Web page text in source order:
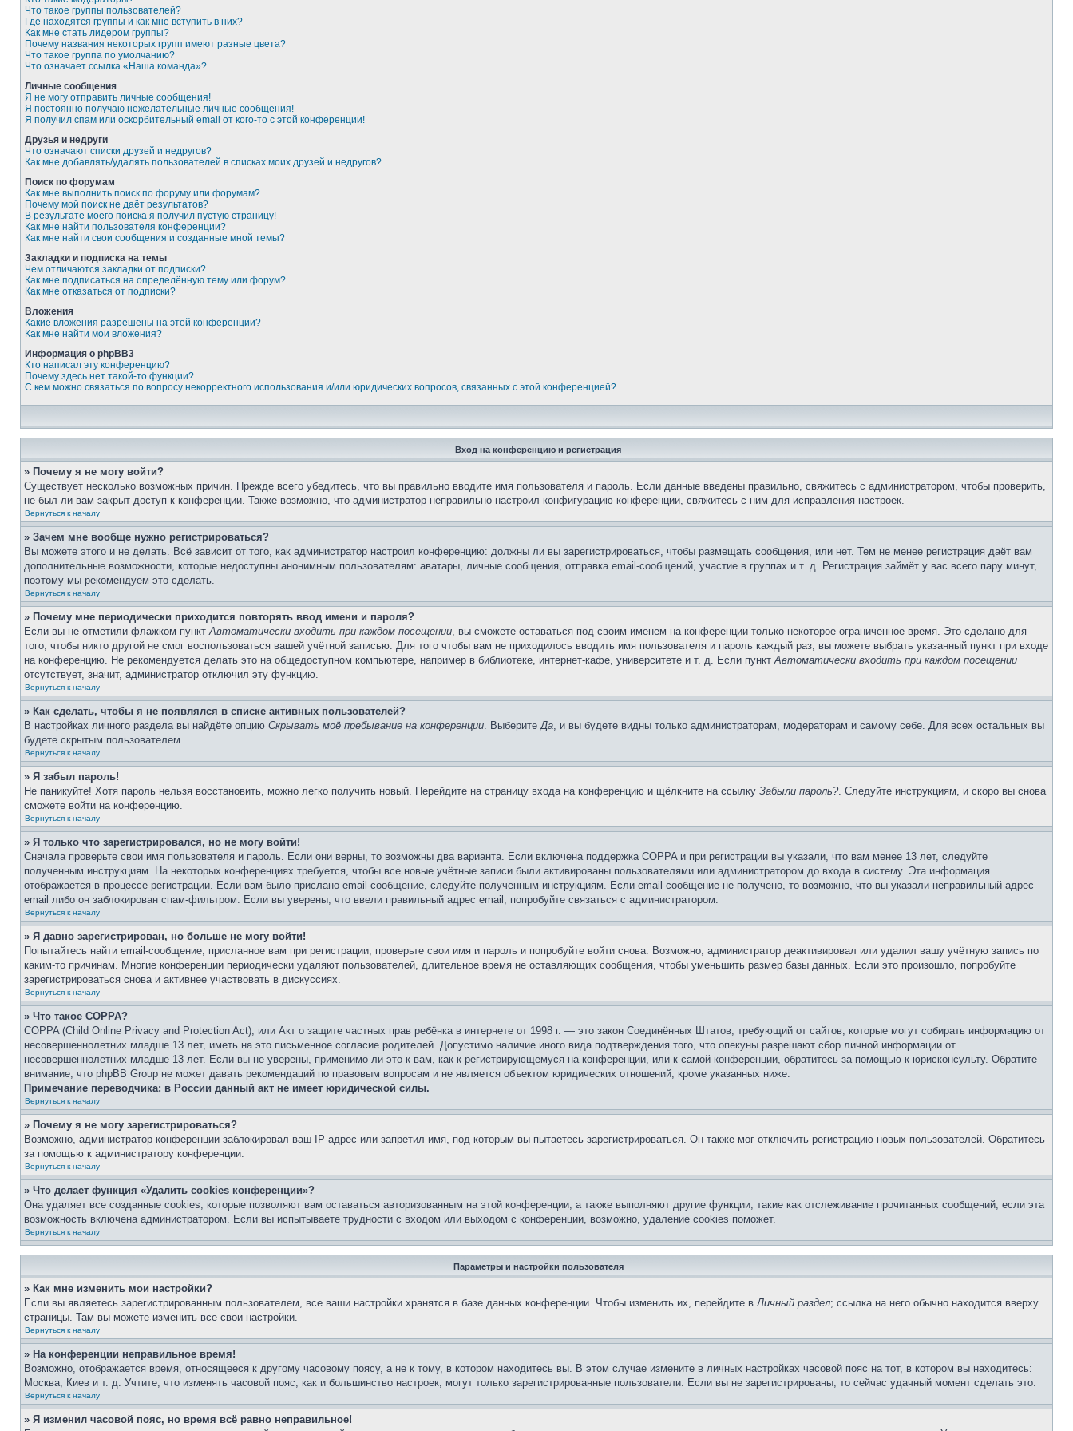
Что такое группы пользователей?
Где находятся группы и как мне вступить в них?
Как мне стать лидером группы?
Почему названия некоторых групп имеют разные цвета?
Что такое группа по умолчанию?
Что означает ссылка «Наша команда»?
Личные сообщения
Я не могу отправить личные сообщения!
Я постоянно получаю нежелательные личные сообщения!
Я получил спам или оскорбительный email от кого-то с этой конференции!
Друзья и недруги
Что означают списки друзей и недругов?
Как мне добавлять/удалять пользователей в списках моих друзей и недругов?
Поиск по форумам
Как мне выполнить поиск по форуму или форумам?
Почему мой поиск не даёт результатов?
В результате моего поиска я получил пустую страницу!
Как мне найти пользователя конференции?
Как мне найти свои сообщения и созданные мной темы?
Закладки и подписка на темы
Чем отличаются закладки от подписки?
Как мне подписаться на определённую тему или форум?
Как мне отказаться от подписки?
Вложения
Какие вложения разрешены на этой конференции?
Как мне найти мои вложения?
Информация о phpBB3
Кто написал эту конференцию?
Почему здесь нет такой-то функции?
С кем можно связаться по вопросу некорректного использования и/или юридических вопросов, связанных с этой конференцией?
Вход на конференцию и регистрация
» Почему я не могу войти?
Существует несколько возможных причин. Прежде всего убедитесь, что вы правильно вводите имя пользователя и пароль. Если данные введены правильно, свяжитесь с администратором, чтобы проверить,
не был ли вам закрыт доступ к конференции. Также возможно, что администратор неправильно настроил конфигурацию конференции, свяжитесь с ним для исправления настроек.
Вернуться к началу
» Зачем мне вообще нужно регистрироваться?
Вы можете этого и не делать. Всё зависит от того, как администратор настроил конференцию: должны ли вы зарегистрироваться, чтобы размещать сообщения, или нет. Тем не менее регистрация даёт вам
дополнительные возможности, которые недоступны анонимным пользователям: аватары, личные сообщения, отправка email-сообщений, участие в группах и т. д. Регистрация займёт у вас всего пару минут,
поэтому мы рекомендуем это сделать.
Вернуться к началу
» Почему мне периодически приходится повторять ввод имени и пароля?
Если вы не отметили флажком пунктАвтоматически входить при каждом посещении, вы сможете оставаться под своим именем на конференции только некоторое ограниченное время. Это сделано для
того, чтобы никто другой не смог воспользоваться вашей учётной записью. Для того чтобы вам не приходилось вводить имя пользователя и пароль каждый раз, вы можете выбрать указанный пункт при входе
на конференцию. Не рекомендуется делать это на общедоступном компьютере, например в библиотеке, интернет-кафе, университете и т. д. Если пунктАвтоматически входить при каждом посещении
отсутствует, значит, администратор отключил эту функцию.
Вернуться к началу
» Как сделать, чтобы я не появлялся в списке активных пользователей?
В настройках личного раздела вы найдёте опцию Скрывать моё пребывание на конференции. ВыберитеДа, и вы будете видны только администраторам, модераторам и самому себе. Для всех остальных вы
будете скрытым пользователем.
Вернуться к началу
» Я забыл пароль!
Не паникуйте! Хотя пароль нельзя восстановить, можно легко получить новый. Перейдите на страницу входа на конференцию и щёлкните на ссылку Забыли пароль?. Следуйте инструкциям, и скоро вы снова
сможете войти на конференцию.
Вернуться к началу
» Я только что зарегистрировался, но не могу войти!
Сначала проверьте свои имя пользователя и пароль. Если они верны, то возможны два варианта. Если включена поддержка COPPA и при регистрации вы указали, что вам менее 13 лет, следуйте
полученным инструкциям. На некоторых конференциях требуется, чтобы все новые учётные записи были активированы пользователями или администратором до входа в систему. Эта информация
отображается в процессе регистрации. Если вам было прислано email-сообщение, следуйте полученным инструкциям. Если email-сообщение не получено, то возможно, что вы указали неправильный адрес
email либо он заблокирован спам-фильтром. Если вы уверены, что ввели правильный адрес email, попробуйте связаться с администратором.
Вернуться к началу
» Я давно зарегистрирован, но больше не могу войти!
Попытайтесь найти email-сообщение, присланное вам при регистрации, проверьте свои имя и пароль и попробуйте войти снова. Возможно, администратор деактивировал или удалил вашу учётную запись по
каким-то причинам. Многие конференции периодически удаляют пользователей, длительное время не оставляющих сообщения, чтобы уменьшить размер базы данных. Если это произошло, попробуйте
зарегистрироваться снова и активнее участвовать в дискуссиях.
Вернуться к началу
» Что такое COPPA?
COPPA (Child Online Privacy and Protection Act), или Акт о защите частных прав ребёнка в интернете от 1998 г. — это закон Соединённых Штатов, требующий от сайтов, которые могут собирать информацию от
несовершеннолетних младше 13 лет, иметь на это письменное согласие родителей. Допустимо наличие иного вида подтверждения того, что опекуны разрешают сбор личной информации от
несовершеннолетних младше 13 лет. Если вы не уверены, применимо ли это к вам, как к регистрирующемуся на конференции, или к самой конференции, обратитесь за помощью к юрисконсульту. Обратите
внимание, что phpBB Group не может давать рекомендаций по правовым вопросам и не является объектом юридических отношений, кроме указанных ниже.
Примечание переводчика: в России данный акт не имеет юридической силы.
Вернуться к началу
» Почему я не могу зарегистрироваться?
Возможно, администратор конференции заблокировал ваш IP-адрес или запретил имя, под которым вы пытаетесь зарегистрироваться. Он также мог отключить регистрацию новых пользователей. Обратитесь
за помощью к администратору конференции.
Вернуться к началу
» Что делает функция «Удалить cookies конференции»?
Она удаляет все созданные cookies, которые позволяют вам оставаться авторизованным на этой конференции, а также выполняют другие функции, такие как отслеживание прочитанных сообщений, если эта
возможность включена администратором. Если вы испытываете трудности с входом или выходом с конференции, возможно, удаление cookies поможет.
Вернуться к началу
Параметры и настройки пользователя
» Как мне изменить мои настройки?
Если вы являетесь зарегистрированным пользователем, все ваши настройки хранятся в базе данных конференции. Чтобы изменить их, перейдите вЛичный раздел; ссылка на него обычно находится вверху
страницы. Там вы можете изменить все свои настройки.
Вернуться к началу
» На конференции неправильное время!
Возможно, отображается время, относящееся к другому часовому поясу, а не к тому, в котором находитесь вы. В этом случае измените в личных настройках часовой пояс на тот, в котором вы находитесь:
Москва, Киев и т. д. Учтите, что изменять часовой пояс, как и большинство настроек, могут только зарегистрированные пользователи. Если вы не зарегистрированы, то сейчас удачный момент сделать это.
Вернуться к началу
» Я изменил часовой пояс, но время всё равно неправильное!